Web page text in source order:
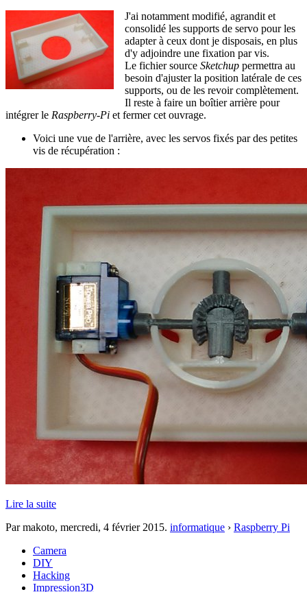
J'ai notamment modifié, agrandit et
consolidé les supports de servo pour les
adapter à ceux dont je disposais, en plus
d'y adjoindre une fixation par vis.
Le fichier source Sketchup permettra au
besoin d'ajuster la position latérale de ces
supports, ou de les revoir complètement.
Il reste à faire un boîtier arrière pour
intégrer le Raspberry-Pi et fermer cet ouvrage.
Voici une vue de l'arrière, avec les servos fixés par des petites
vis de récupération :
Lire la suite
Par makoto, mercredi, 4 février 2015. informatique › Raspberry Pi
Camera
DIY
Hacking
Impression3D